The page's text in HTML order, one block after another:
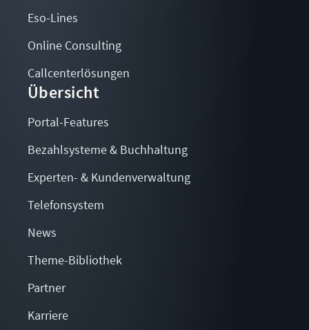
Eso-Lines
Online Consulting
Callcenterlösungen
Übersicht
Portal-Features
Bezahlsysteme & Buchhaltung
Experten- & Kundenverwaltung
Telefonsystem
News
Theme-Bibliothek
Partner
Karriere